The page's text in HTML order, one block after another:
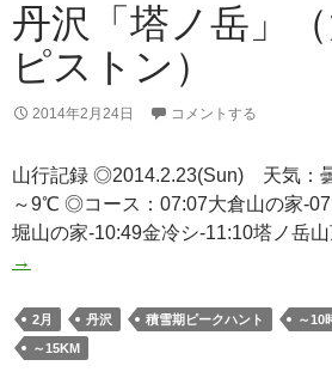
丹沢「塔ノ岳」
ピストン）
2014年2月24日 コメントする
山行記録 ◎2014.2.23(Sun) 天気
～9℃ ◎コース：07:07大倉山の家-
堀山の家-10:49金冷シ-11:10塔ノ岳
丹
「塔
ノ
→
2月 丹沢 積雪期ピークハント ～10
～15KM